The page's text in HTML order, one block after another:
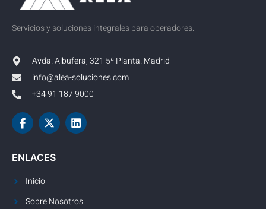
Servicios y soluciones integrales para operadores.
Avda. Albufera, 321 5ª Planta. Madrid
info@alea-soluciones.com
+34 91 187 9000
ENLACES
Inicio
Sobre Nosotros